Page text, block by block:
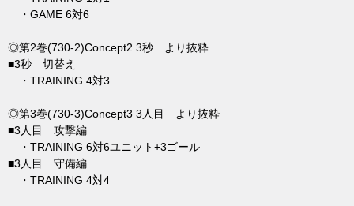
・GAME 6対6
◎第2巻(730-2)Concept2 3秒 より抜粋
■3秒 切替え
・TRAINING 4対3
◎第3巻(730-3)Concept3 3人目 より抜粋
■3人目 攻撃編
・TRAINING 6対6ユニット+3ゴール
■3人目 守備編
・TRAINING 4対4